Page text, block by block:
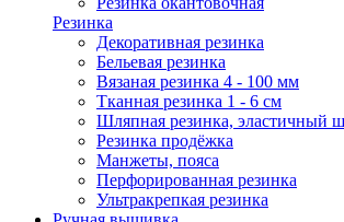
Резинка
Декоративная резинка
Бельевая резинка
Вязаная резинка 4 - 100 мм
Тканная резинка 1 - 6 см
Шляпная резинка, эластичный
Резинка продёжка
Манжеты, пояса
Перфорированная резинка
Ультракрепкая резинка